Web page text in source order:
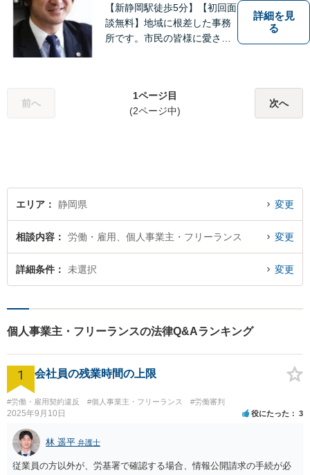
【新静岡駅徒歩5分】【初回面
談無料】地域に根差した事務
所です。市民の皆様に愛され
軽にご連絡ください。
詳細を見
る
前へ
1ページ目
(2ページ中)
次へ
エリア 静岡県 変更
相談内容 労働・雇用、個人事業主・フリーランス 変更
詳細条件 未選択 変更
個人事業主・フリーランスの法律Q&Aランキング
1 会社員の残業時間の上限
#労働・雇用契約違反 #個人事業主・フリーランス #労働審判
2025年9月10日 役にたった 3
林 遥平 弁護士
従業員の方以外が、労基署で確認する場合、情報公開請求の手続が必